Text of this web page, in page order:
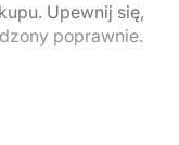
Upewnij się,
poprawnie.